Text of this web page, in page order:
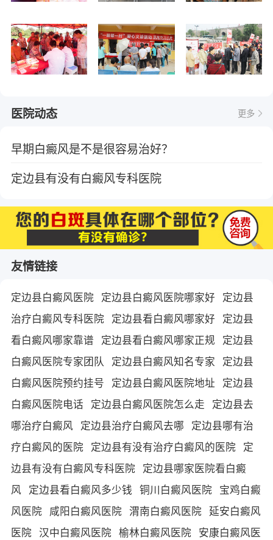
医院动态 更多
早期白癜风是不是很容易治好？
定边县有没有白癜风专科医院
友情链接
定边县白癜风医院 定边县白癜风医院哪家好 定边县
治疗白癜风专科医院 定边县看白癜风哪家好 定边县
看白癜风哪家靠谱 定边县看白癜风哪家正规 定边县
白癜风医院专家团队
定边县白癜风知名专家 定边县
白癜风医院预约挂号 定边县白癜风医院地址 定边县
白癜风医院电话 定边县白癜风医院怎么走 定边县去
哪治疗白癜风 定边县治疗白癜风去哪 定边县哪有治
疗白癜风的医院 定边县有没有治疗白癜风的医院 定
边县有没有白癜风专科医院 定边县哪家医院看白癜
风 定边县看白癜风多少钱 铜川白癜风医院 宝鸡白癜
风医院 咸阳白癜风医院 渭南白癜风医院 延安白癜风
医院 汉中白癜风医院 榆林白癜风医院 安康白癜风医